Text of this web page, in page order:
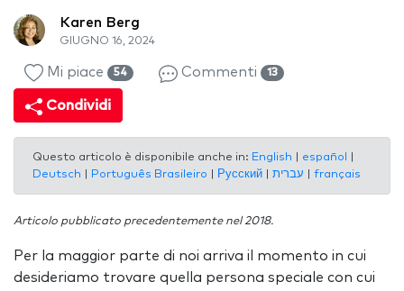
Karen Berg
GIUGNO 16, 2024
Mi piace 54 Commenti 13
Condividi
Questo articolo è disponibile anche in: English español
Deutsch
Português Brasileiro Русский français
Articolo pubblicato precedentemente nel 2018.
Per la maggior parte di noi arriva il momento in cui
desideriamo trovare quella persona speciale con cui